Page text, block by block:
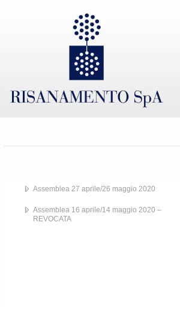
Assemblea 27 aprile/26 maggio 2020
Assemblea 16 aprile/14 maggio 2020 –
REVOCATA